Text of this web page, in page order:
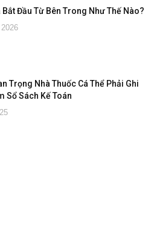
Bắt Đầu Từ Bên Trong Như Thế Nào?
Trọng Nhà Thuốc Cá Thể Phải Ghi
Sổ Sách Kế Toán